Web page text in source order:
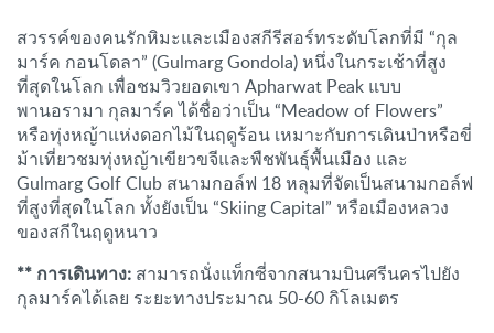
สวรรค์ของคนรักหิมะและเมืองสกีรีสอร์ทระดับโลกที่มี “กุล
มาร์ค กอนโดลา” (Gulmarg Gondola) หนึ่งในกระเช้าที่สูง
ที่สุดในโลก เพื่อชมวิวยอดเขา Apharwat Peak แบบ
พานอรามา กุลมาร์ค ได้ชื่อว่าเป็น “Meadow of Flowers”
หรือทุ่งหญ้าแห่งดอกไม้ในฤดูร้อน เหมาะกับการเดินป่าหรือขี่
ม้าเที่ยวชมทุ่งหญ้าเขียวขจีและพืชพันธุ์พื้นเมือง และ
Gulmarg Golf Club สนามกอล์ฟ 18 หลุมที่จัดเป็นสนามกอล์ฟ
ที่สูงที่สุดในโลก ทั้งยังเป็น “Skiing Capital” หรือเมืองหลวง
ของสกีในฤดูหนาว
** การเดินทาง: สามารถนั่งแท็กซี่จากสนามบินศรีนครไปยัง
กุลมาร์คได้เลย ระยะทางประมาณ 50-60 กิโลเมตร